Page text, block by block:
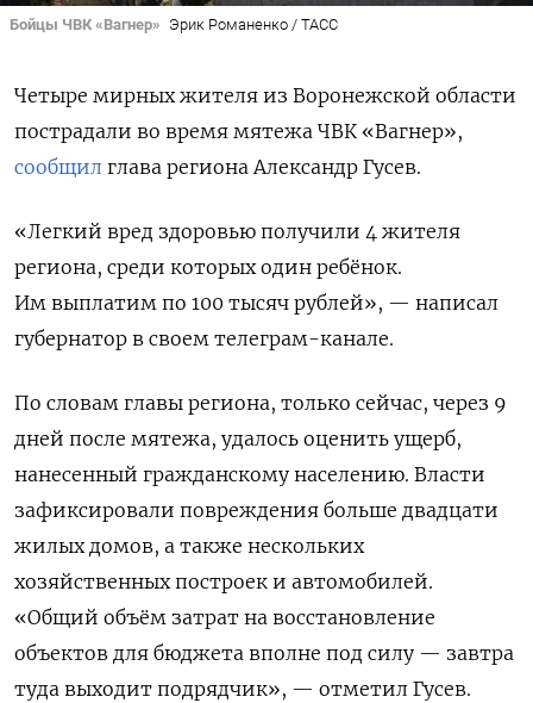
Бойцы ЧВК «Вагнер» Эрик Романенко / ТАСС
Четыре мирных жителя из Воронежской области
пострадали во время мятежа ЧВК «Вагнер»,
сообщил глава региона Александр Гусев.
«Легкий вред здоровью получили 4 жителя
региона, среди которых один ребёнок.
Им выплатим по 100 тысяч рублей», — написал
губернатор в своем телеграм-канале.
По словам главы региона, только сейчас, через 9
дней после мятежа, удалось оценить ущерб,
нанесенный гражданскому населению. Власти
зафиксировали повреждения больше двадцати
жилых домов, а также нескольких
хозяйственных построек и автомобилей.
«Общий объём затрат на восстановление
объектов для бюджета вполне под силу — завтра
туда выходит подрядчик», — отметил Гусев.